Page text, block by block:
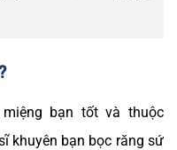
bạn tốt và thuộc
khuyên bạn bọc răng sứ